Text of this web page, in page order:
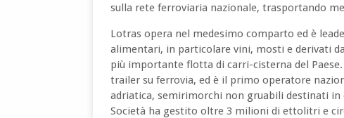
sulla rete ferroviaria nazionale, trasportando
Lotras opera nel medesimo comparto ed è
alimentari, in particolare vini, mosti e derivati
più importante flotta di carri-cisterna del
trailer su ferrovia, ed è il primo operatore
adriatica, semirimorchi non gruabili destinati
Società ha gestito oltre 3 milioni di ettolitri e